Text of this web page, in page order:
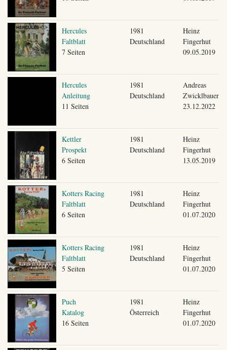
Hercules
Faltblatt
7 Seiten
1981
Deutschland
Heinz
Fingerhut
09.05.2019
Hercules
Anleitung
11 Seiten
1981
Deutschland
Andreas
Zwicklbauer
23.12.2022
Kettler
Prospekt
6 Seiten
1981
Deutschland
Heinz
Fingerhut
13.05.2019
Kotters Racing
Faltblatt
6 Seiten
1981
Deutschland
Heinz
Fingerhut
01.07.2020
Kotters Racing
Faltblatt
5 Seiten
1981
Deutschland
Heinz
Fingerhut
01.07.2020
Puch
Katalog
16 Seiten
1981
Österreich
Heinz
Fingerhut
01.07.2020